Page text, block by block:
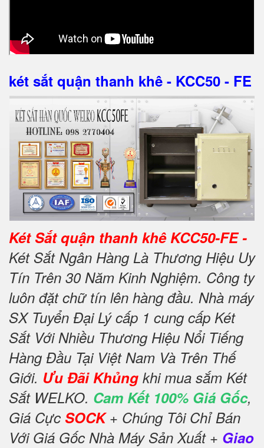
két sắt quận thanh khê - KCC50 - FE
Két Sắt quận thanh khê KCC50-FE -
Két Sắt Ngân Hàng Là Thương Hiệu Uy
Tín Trên 30 Năm Kinh Nghiệm. Công ty
luôn đặt chữ tín lên hàng đầu. Nhà máy
SX Tuyển Đại Lý cấp 1 cung cấp Két
Sắt Với Nhiều Thương Hiệu Nổi Tiếng
Hàng Đầu Tại Việt Nam Và Trên Thế
Giới. Ưu Đãi Khủng khi mua sắm Két
Sắt WELKO. Cam Kết 100% Giá Gốc,
Giá Cực SOCK+ Chúng Tôi Chỉ Bán
Với Giá Gốc Nhà Máy Sản Xuất + Giao